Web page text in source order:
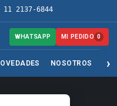
11 2137-6844
NOSOTROS
WHATSAPP MI PEDIDO 0